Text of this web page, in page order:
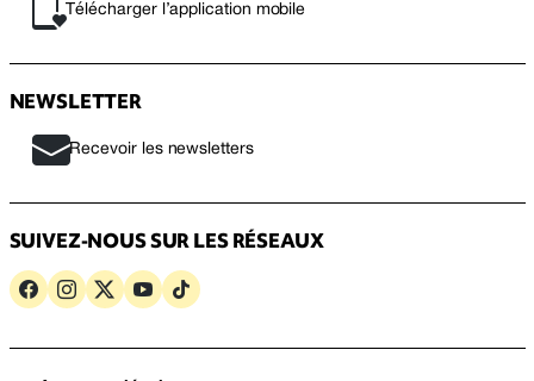
Télécharger l’application mobile
NEWSLETTER
Recevoir les newsletters
SUIVEZ-NOUS SUR LES RÉSEAUX